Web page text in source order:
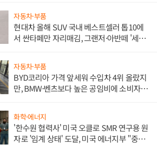
자동차·부품
현대차 올해 SUV 국내 베스트셀러 톱10에
서 싼타페만 자리매김, 그랜저·아반떼 '세단
자동차·부품
BYD코리아 가격 앞세워 수입차 4위 올랐지
만, BMW·벤츠보다 높은 공임비에 소비자
화학·에너지
'한수원 협력사' 미국 오클로 SMR 연구용 원
자로 '임계 상태' 도달, 미국 에너지부 "중요